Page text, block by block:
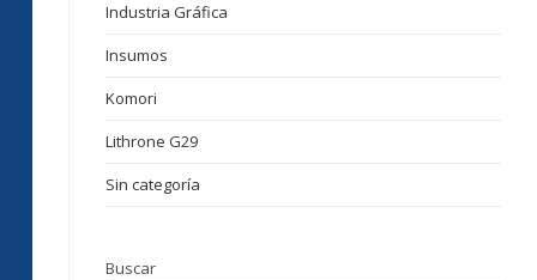
Industria Gráfica
Insumos
Komori
Lithrone G29
Sin categoría
Buscar